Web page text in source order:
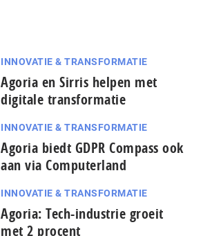
INNOVATIE & TRANSFORMATIE
Agoria en Sirris helpen met
digitale transformatie
INNOVATIE & TRANSFORMATIE
Agoria biedt GDPR Compass ook
aan via Computerland
INNOVATIE & TRANSFORMATIE
Agoria: Tech-industrie groeit
met 2 procent